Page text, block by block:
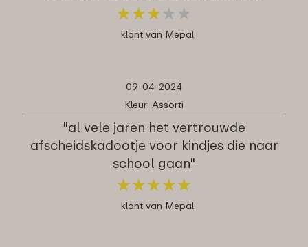
★★★ ★ ★
★★★ ★ ★
klant van Mepal
09-04-2024
Kleur: Assorti
"al vele jaren het vertrouwde
afscheidskadootje voor kindjes die naar
school gaan"
★★★★★
★★★★★
klant van Mepal